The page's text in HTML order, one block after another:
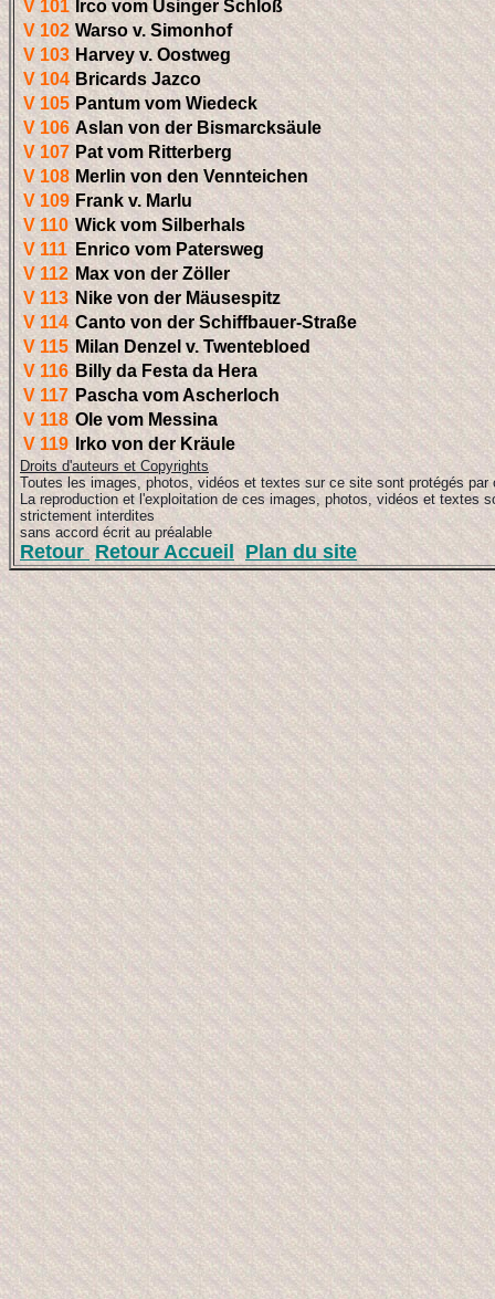
V 101 Irco vom Usinger Schloß
V 102 Warso v. Simonhof
V 103 Harvey v. Oostweg
V 104 Bricards Jazco
V 105 Pantum vom Wiedeck
V 106 Aslan von der Bismarcksäule
V 107 Pat vom Ritterberg
V 108 Merlin von den Vennteichen
V 109 Frank v. Marlu
V 110 Wick vom Silberhals
V 111 Enrico vom Patersweg
V 112 Max von der Zöller
V 113 Nike von der Mäusespitz
V 114 Canto von der Schiffbauer-Straße
V 115 Milan Denzel v. Twentebloed
V 116 Billy da Festa da Hera
V 117 Pascha vom Ascherloch
V 118 Ole vom Messina
V 119
Irko von der Kräule
Droits d'auteurs et Copyrights
Toutes les images, photos, vidéos et textes sur ce site sont protégés par
La reproduction et l'exploitation de ces images, photos, vidéos et textes
strictement interdites
sans accord écrit au préalable
Retour Retour Accueil Plan du site